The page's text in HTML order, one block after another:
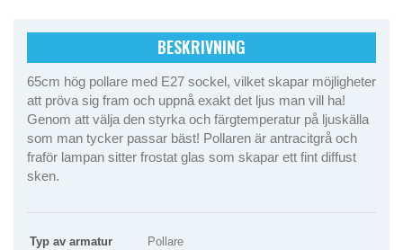
BESKRIVNING
65cm hög pollare med E27 sockel, vilket skapar möjligheter
att pröva sig fram och uppnå exakt det ljus man vill ha!
Genom att välja den styrka och färgtemperatur på ljuskälla
som man tycker passar bäst! Pollaren är antracitgrå och
fraför lampan sitter frostat glas som skapar ett fint diffust
sken.
Typ av armatur
Pollare